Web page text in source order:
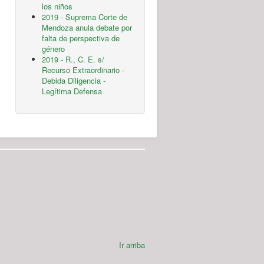
los niños
2019 - Suprema Corte de
Mendoza anula debate por
falta de perspectiva de
género
2019 - R., C. E. s/
Recurso Extraordinario -
Debida Diligencia -
Legítima Defensa
Ir arriba